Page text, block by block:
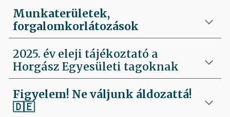
Munkaterületek,
forgalomkorlátozások
2025. év eleji tájékoztató a
Horgász Egyesületi tagoknak
Figyelem! Ne váljunk áldozattá!
🇩🇪